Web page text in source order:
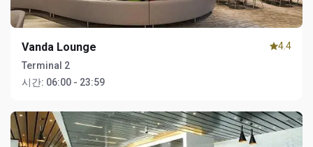
Vanda Lounge
Terminal 2
시간: 06:00 - 23:59
4.4